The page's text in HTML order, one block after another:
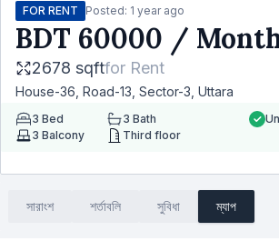
FOR RENT Posted: 1 year ago
BDT 60000 /
2678 sqftfor Rent
House-36, Road-13, Sector-3, Uttara
3 Bed 3 Bath
3 Balcony Third floor
সারাংশ শর্তাবলি সুবিধা ম্যাপ